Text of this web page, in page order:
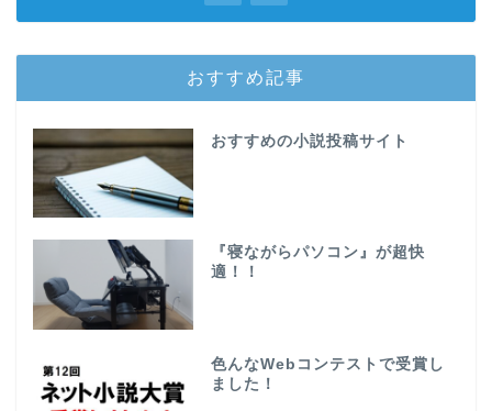
おすすめ記事
おすすめの小説投稿サイト
『寝ながらパソコン』が超快
適！！
色んなWebコンテストで受賞し
ました！